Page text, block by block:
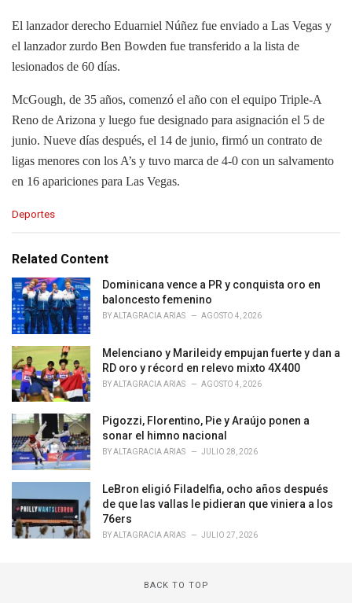
El lanzador derecho Eduarniel Núñez fue enviado a Las Vegas y
el lanzador zurdo Ben Bowden fue transferido a la lista de
lesionados de 60 días.
McGough, de 35 años, comenzó el año con el equipo Triple-A
Reno de Arizona y luego fue designado para asignación el 5 de
junio. Nueve días después, el 14 de junio, firmó un contrato de
ligas menores con los A’s y tuvo marca de 4-0 con un salvamento
en 16 apariciones para Las Vegas.
C
e
o
r
i
e
:
Deportes
Related Content
Dominicana vence a PR y conquista oro en
baloncesto femenino
BYALTAGRACIA ARIAS AGOSTO 4, 2026
Melenciano y Marileidy empujan fuerte y dan a
RD oro y récord en relevo mixto 4X400
BYALTAGRACIA ARIAS AGOSTO 4, 2026
Pigozzi, Florentino, Pie y Araújo ponen a
sonar el himno nacional
BYALTAGRACIA ARIAS JULIO 28, 2026
LeBron eligió Filadelfia, ocho años después
de que las vallas le pidieran que viniera a los
76ers
BYALTAGRACIA ARIAS JULIO 27, 2026
BACK TO TOP